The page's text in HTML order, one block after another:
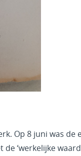
Op 8 juni was
‘werkelijke